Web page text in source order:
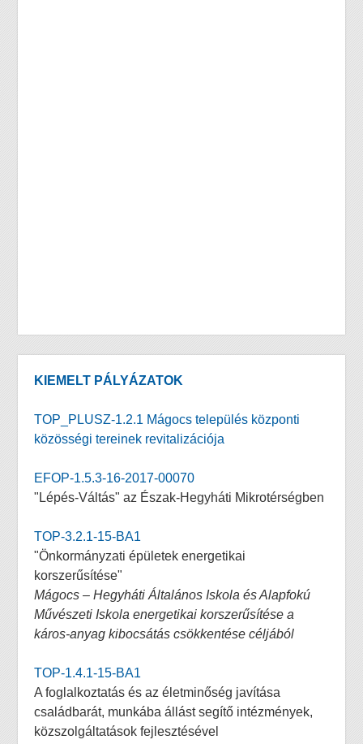
KIEMELT PÁLYÁZATOK
TOP_PLUSZ-1.2.1 Mágocs település központi
közösségi tereinek revitalizációja
EFOP-1.5.3-16-2017-00070
"Lépés-Váltás" az Észak-Hegyháti Mikrotérségben
TOP-3.2.1-15-BA1
"Önkormányzati épületek energetikai
korszerűsítése"
Mágocs – Hegyháti Általános Iskola és Alapfokú
Művészeti Iskola energetikai korszerűsítése a
káros-anyag kibocsátás csökkentése céljából
TOP-1.4.1-15-BA1
A foglalkoztatás és az életminőség javítása
családbarát, munkába állást segítő intézmények,
közszolgáltatások fejlesztésével